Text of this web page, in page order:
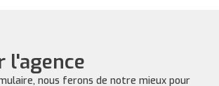
l'agence
nous ferons de notre mieux pour